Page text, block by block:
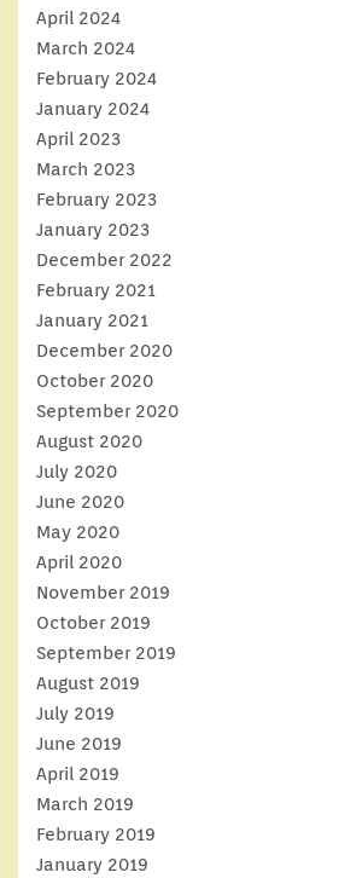
April 2024
March 2024
February 2024
January 2024
April 2023
March 2023
February 2023
January 2023
December 2022
February 2021
January 2021
December 2020
October 2020
September 2020
August 2020
July 2020
June 2020
May 2020
April 2020
November 2019
October 2019
September 2019
August 2019
July 2019
June 2019
April 2019
March 2019
February 2019
January 2019